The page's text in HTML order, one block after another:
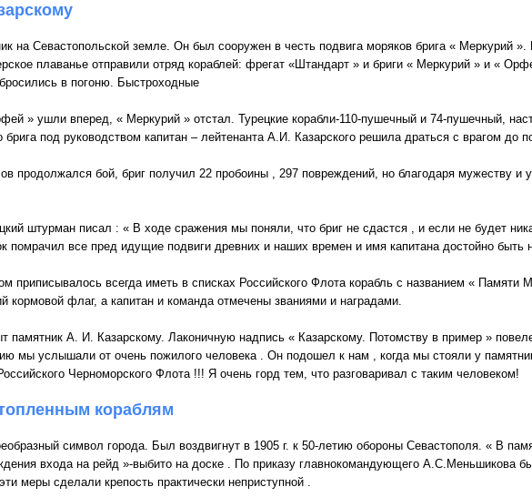
на Севастопольской земле. Он был сооружен в честь подвига моряков брига « Меркурий
плаванье отправили отряд кораблей: фрегат «Штандарт » и бриги « Меркурий » и «
в погоню. Быстроходные
» ушли вперед, « Меркурий » отстал. Турецкие корабли-110-пушечный и 74-пушечный,
брига под руководством капитан – лейтенанта А.И. Казарского решила драться с врагом до
продолжался бой, бриг получил 22 пробоины , 297 повреждений, но благодаря мужеству
штурман писал : « В ходе сражения мы поняли, что бриг не сдастся , и если не будет
помрачил все пред идущие подвиги древних и наших времен и имя капитана достойно
приписывалось всегда иметь в списках Российского Флота корабль с названием « Памяти
кормовой флаг, а капитан и команда отмечены званиями и наградами.
памятник А. И. Казарскому. Лаконичную надпись « Казарскому. Потомству в пример »
мы услышали от очень пожилого человека . Он подошел к нам , когда мы стояли у
Черноморского Флота !!! Я очень горд тем, что разговаривал с таким человеком!
кораблям
символ города. Был воздвигнут в 1905 г. к 50-летию обороны Севастополя. « В
входа на рейд »-выбито на доске . По приказу главнокомандующего А.С.Меньшикова
меры сделали крепость практически неприступной .